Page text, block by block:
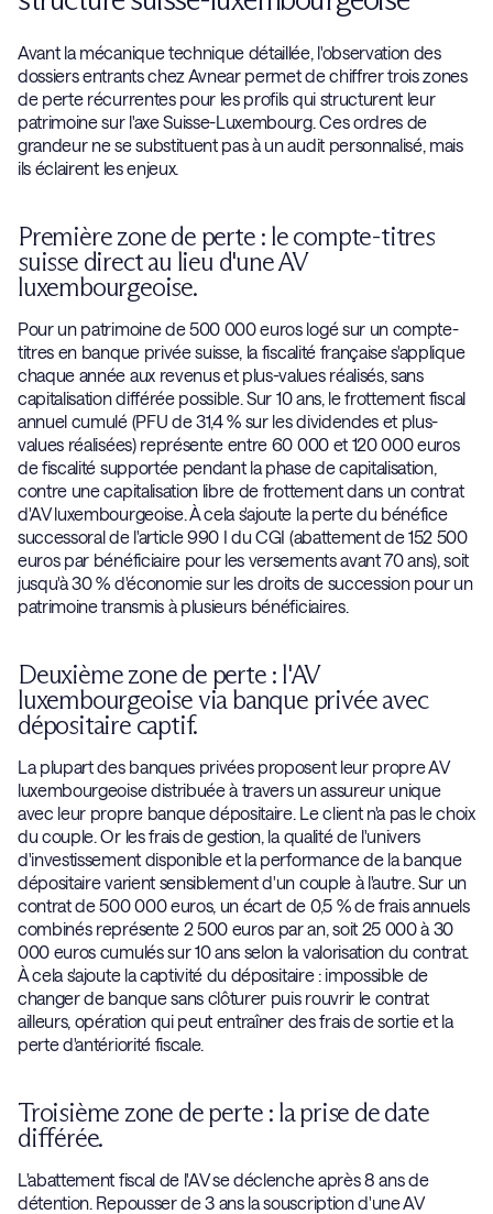
Avant la mécanique technique détaillée, l'observation des
dossiers entrants chez Avnear permet de chiffrer trois zones
de perte récurrentes pour les profils qui structurent leur
patrimoine sur l'axe Suisse-Luxembourg. Ces ordres de
grandeur ne se substituent pas à un audit personnalisé, mais
ils éclairent les enjeux.
Première zone de perte : le compte-titres
suisse direct au lieu d'une AV
luxembourgeoise.
Pour un patrimoine de 500 000 euros logé sur un compte-
titres en banque privée suisse, la fiscalité française s'applique
chaque année aux revenus et plus-values réalisés, sans
capitalisation différée possible. Sur 10 ans, le frottement fiscal
annuel cumulé (PFU de 31,4 % sur les dividendes et plus-
values réalisées) représente entre 60 000 et 120 000 euros
de fiscalité supportée pendant la phase de capitalisation,
contre une capitalisation libre de frottement dans un contrat
d'AV luxembourgeoise. À cela s'ajoute la perte du bénéfice
successoral de l'article 990 I du CGI (abattement de 152 500
euros par bénéficiaire pour les versements avant 70 ans), soit
jusqu'à 30 % d'économie sur les droits de succession pour un
patrimoine transmis à plusieurs bénéficiaires.
Deuxième zone de perte : l'AV
luxembourgeoise via banque privée avec
dépositaire captif.
La plupart des banques privées proposent leur propre AV
luxembourgeoise distribuée à travers un assureur unique
avec leur propre banque dépositaire. Le client n'a pas le choix
du couple. Or les frais de gestion, la qualité de l'univers
d'investissement disponible et la performance de la banque
dépositaire varient sensiblement d'un couple à l'autre. Sur un
contrat de 500 000 euros, un écart de 0,5 % de frais annuels
combinés représente 2 500 euros par an, soit 25 000 à 30
000 euros cumulés sur 10 ans selon la valorisation du contrat.
À cela s'ajoute la captivité du dépositaire : impossible de
changer de banque sans clôturer puis rouvrir le contrat
ailleurs, opération qui peut entraîner des frais de sortie et la
perte d'antériorité fiscale.
Troisième zone de perte : la prise de date
différée.
L'abattement fiscal de l'AV se déclenche après 8 ans de
détention. Repousser de 3 ans la souscription d'une AV